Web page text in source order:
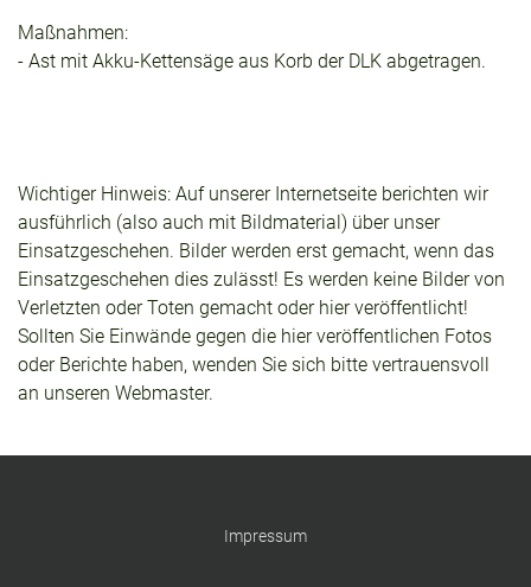
Maßnahmen:
- Ast mit Akku-Kettensäge aus Korb der DLK abgetragen.
Wichtiger Hinweis: Auf unserer Internetseite berichten wir
ausführlich (also auch mit Bildmaterial) über unser
Einsatzgeschehen. Bilder werden erst gemacht, wenn das
Einsatzgeschehen dies zulässt! Es werden keine Bilder von
Verletzten oder Toten gemacht oder hier veröffentlicht!
Sollten Sie Einwände gegen die hier veröffentlichen Fotos
oder Berichte haben, wenden Sie sich bitte vertrauensvoll
an unseren Webmaster.
Impressum